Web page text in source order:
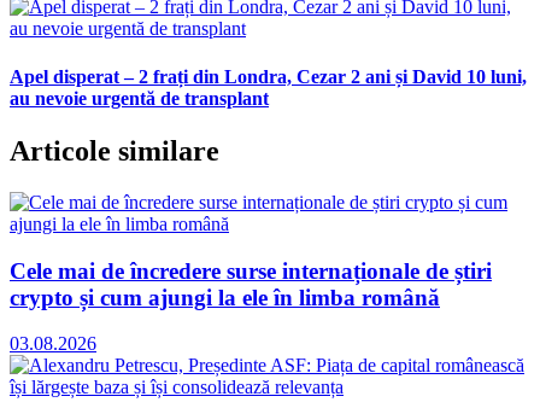
Apel disperat – 2 frați din Londra, Cezar 2 ani și David 10 luni,
au nevoie urgentă de transplant
Articole similare
Cele mai de încredere surse internaționale de știri
crypto și cum ajungi la ele în limba română
03.08.2026